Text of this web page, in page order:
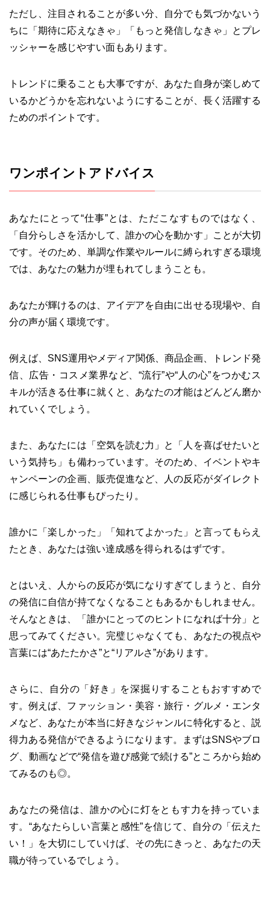
ただし、注目されることが多い分、自分でも気づかないう
ちに「期待に応えなきゃ」「もっと発信しなきゃ」とプレ
ッシャーを感じやすい面もあります。
トレンドに乗ることも大事ですが、あなた自身が楽しめて
いるかどうかを忘れないようにすることが、長く活躍する
ためのポイントです。
ワンポイントアドバイス
あなたにとって“仕事”とは、ただこなすものではなく、
「自分らしさを活かして、誰かの心を動かす」ことが大切
です。そのため、単調な作業やルールに縛られすぎる環境
では、あなたの魅力が埋もれてしまうことも。
あなたが輝けるのは、アイデアを自由に出せる現場や、自
分の声が届く環境です。
例えば、SNS運用やメディア関係、商品企画、トレンド発
信、広告・コスメ業界など、“流行”や“人の心”をつかむス
キルが活きる仕事に就くと、あなたの才能はどんどん磨か
れていくでしょう。
また、あなたには「空気を読む力」と「人を喜ばせたいと
いう気持ち」も備わっています。そのため、イベントやキ
ャンペーンの企画、販売促進など、人の反応がダイレクト
に感じられる仕事もぴったり。
誰かに「楽しかった」「知れてよかった」と言ってもらえ
たとき、あなたは強い達成感を得られるはずです。
とはいえ、人からの反応が気になりすぎてしまうと、自分
の発信に自信が持てなくなることもあるかもしれません。
そんなときは、「誰かにとってのヒントになれば十分」と
思ってみてください。完璧じゃなくても、あなたの視点や
言葉には“あたたかさ”と“リアルさ”があります。
さらに、自分の「好き」を深掘りすることもおすすめで
す。例えば、ファッション・美容・旅行・グルメ・エンタ
メなど、あなたが本当に好きなジャンルに特化すると、説
得力ある発信ができるようになります。まずはSNSやブロ
グ、動画などで“発信を遊び感覚で続ける”ところから始め
てみるのも◎。
あなたの発信は、誰かの心に灯をともす力を持っていま
す。“あなたらしい言葉と感性”を信じて、自分の「伝えた
い！」を大切にしていけば、その先にきっと、あなたの天
職が待っているでしょう。